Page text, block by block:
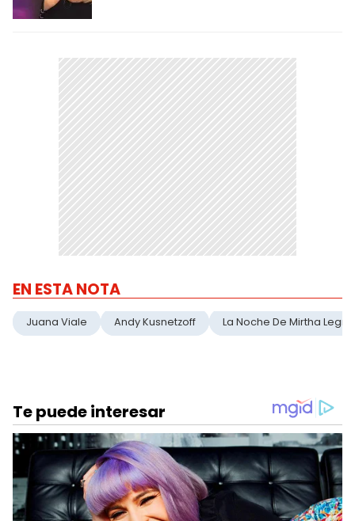
EN ESTA NOTA
Juana Viale Andy Kusnetzoff La Noche De Mirtha